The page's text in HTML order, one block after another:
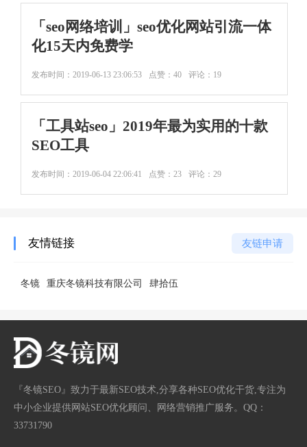
「seo网络培训」seo优化网站引流一体
化15天内免费学
发布时间： 2019-06-13 23:06:53 点赞：40 评论：19
「工具站seo」2019年最为实用的十款
SEO工具
发布时间： 2019-06-04 22:06:41 点赞：23 评论：29
友情链接 友链申请
冬镜 重庆冬镜科技有限公司 肆拾伍
『冬镜SEO』致力于最新SEO技术,分享各种SEO优化干货,专注为
中小企业提供网站SEO优化顾问、网络营销推广服务。QQ：
33731790